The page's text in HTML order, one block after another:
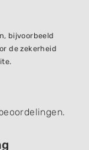
bijvoorbeeld
de zekerheid